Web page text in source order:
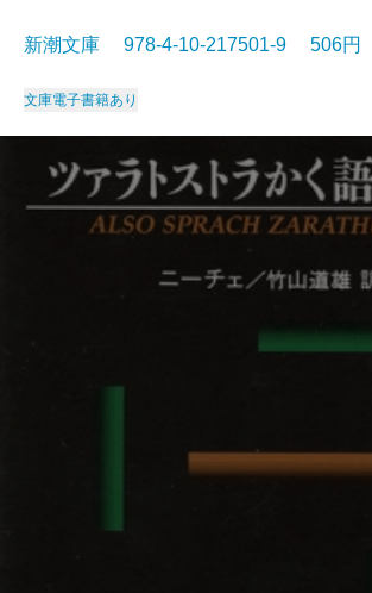
新潮文庫 978-4-10-217501-9 506円
文庫電子書籍あり